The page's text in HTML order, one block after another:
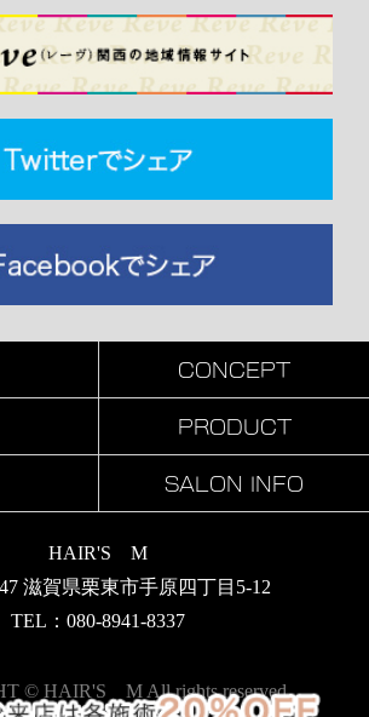
CONCEPT
PRODUCT
SALON INFO
HAIR'S M
滋賀県栗東市手原四丁目5-12
TEL：080-8941-8337
© HAIR'S M All rights reserved.